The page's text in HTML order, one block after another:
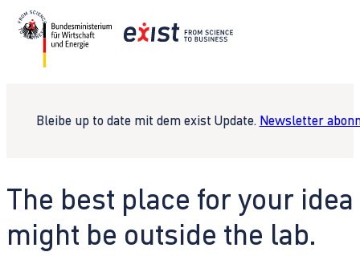
Bleibe up to date mit dem exist Update. Newsletter
The best place for your idea
might be outside the lab.